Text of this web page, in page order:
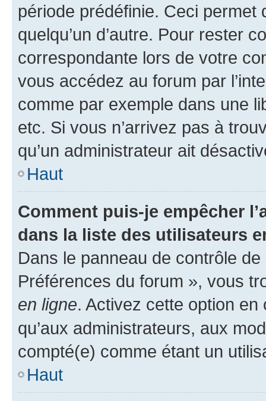
période prédéfinie. Ceci permet
quelqu’un d’autre. Pour rester
correspondante lors de votre
vous accédez au forum par
comme par exemple dans une
etc. Si vous n’arrivez pas à
qu’un administrateur ait
Haut
Comment puis-je empêcher
dans la liste des utilisateurs
Dans le panneau de contrôle
Préférences du forum », vous
en ligne. Activez cette option
qu’aux administrateurs, aux
compté(e) comme étant un
Haut